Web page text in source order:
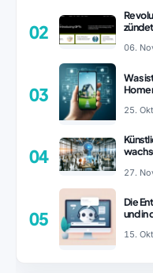
02
06.
03
Was
25.
04
27.
05
Die
und in
15.